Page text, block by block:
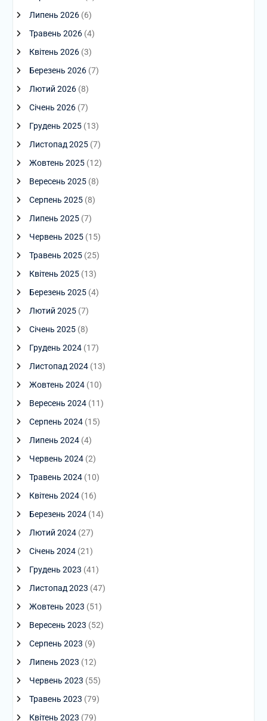
Липень 2026(6)
Травень 2026(4)
Квітень 2026(3)
Березень 2026(7)
Лютий 2026(8)
Січень 2026(7)
Грудень 2025(13)
Листопад 2025(7)
Жовтень 2025(12)
Вересень 2025(8)
Серпень 2025(8)
Липень 2025(7)
Червень 2025(15)
Травень 2025(25)
Квітень 2025(13)
Березень 2025(4)
Лютий 2025(7)
Січень 2025(8)
Грудень 2024(17)
Листопад 2024(13)
Жовтень 2024(10)
Вересень 2024(11)
Серпень 2024(15)
Липень 2024(4)
Червень 2024(2)
Травень 2024(10)
Квітень 2024(16)
Березень 2024(14)
Лютий 2024(27)
Січень 2024(21)
Грудень 2023 (41)
Листопад 2023 (47)
Жовтень 2023 (51)
Вересень 2023 (52)
Серпень 2023 (9)
Липень 2023 (12)
Червень 2023 (55)
Травень 2023 (79)
Квітень 2023 (79)